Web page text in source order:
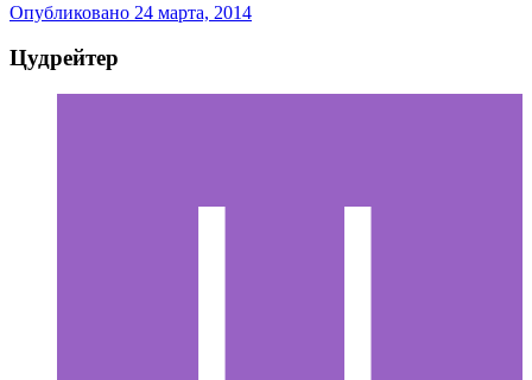
Опубликовано 24 марта, 2014
Цудрейтер